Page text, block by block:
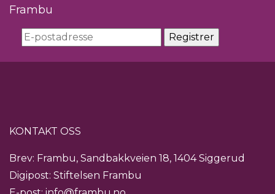
Frambu
KONTAKT OSS
Brev: Frambu, Sandbakkveien 18, 1404 Siggerud
Digipost: Stiftelsen Frambu